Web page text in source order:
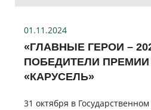
01.11.2024
«ГЛАВНЫЕ ГЕРОИ –
ПОБЕДИТЕЛИ
«КАРУСЕЛЬ»
31 октября в